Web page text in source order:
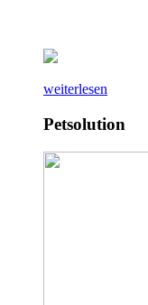
weiterlesen
Petsolution